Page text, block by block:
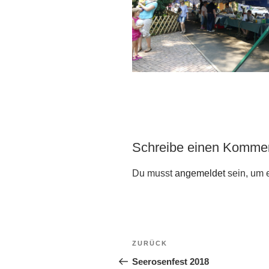
Schreibe einen
Du musstangemeldetsein, um
Beitragsnavigation
Vorheriger
Beitrag
ZURÜCK
Seerosenfest 2018